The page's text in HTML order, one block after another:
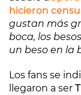
hicieron
gustan más
boca, los
un beso en la
Los fans se
llegaron a ser